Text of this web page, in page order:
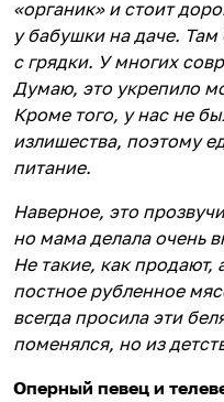
«органик» и стоит
у бабушки на даче.
с грядки. У многих
Думаю, это укрепило
Кроме того, у нас не
излишества, поэтому
питание.
Наверное, это
но мама делала очень
Не такие, как
постное рубленное
всегда просила эти
поменялся, но из
Оперный певец и